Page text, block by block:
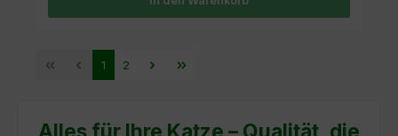
Seite
1 Seite
2